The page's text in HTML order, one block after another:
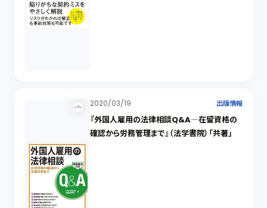
2020/03/19 出版情報
『外国人雇用の法律相談Q&A―在留資格の
確認から労務管理まで』（法学書院）「共著」